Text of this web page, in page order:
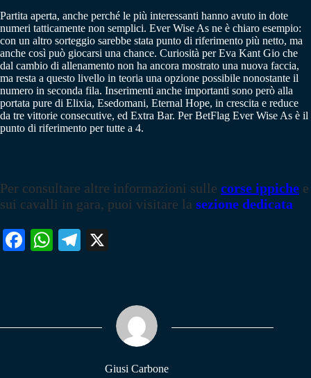
Partita aperta, anche perché le più interessanti hanno avuto in dote
numeri tatticamente non semplici. Ever Wise As ne è chiaro esempio:
con un altro sorteggio sarebbe stata punto di riferimento più netto, ma
anche così può giocarsi una chance. Curiosità per Eva Kant Gio che
dal cambio di allenamento non ha ancora mostrato una nuova faccia,
ma resta a questo livello in teoria una opzione possibile nonostante il
numero in seconda fila. Inserimenti anche importanti sono però alla
portata pure di Elixia, Esedomani, Eternal Hope, in crescita e reduce
da tre vittorie consecutive, ed Extra Bar. Per BetFlag Ever Wise As è il
punto di riferimento per tutte a 4.
Per consultare altre informazioni sulle corse ippiche e
sui cavalli in gara, puoi visitare la sezione dedicata
Fa W
pp
Te
m
Giusi Carbone